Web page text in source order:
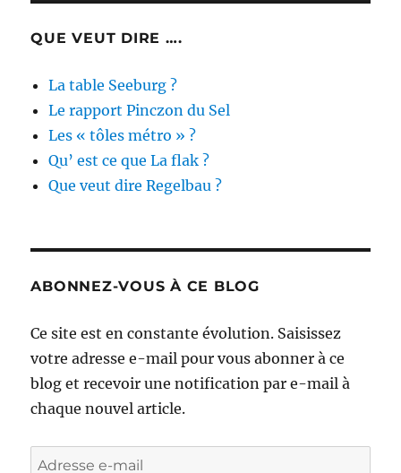
QUE VEUT DIRE ….
La table Seeburg ?
Le rapport Pinczon du Sel
Les « tôles métro » ?
Qu’ est ce que La flak ?
Que veut dire Regelbau ?
ABONNEZ-VOUS À CE BLOG
Ce site est en constante évolution. Saisissez
votre adresse e-mail pour vous abonner à ce
blog et recevoir une notification par e-mail à
chaque nouvel article.
Adresse